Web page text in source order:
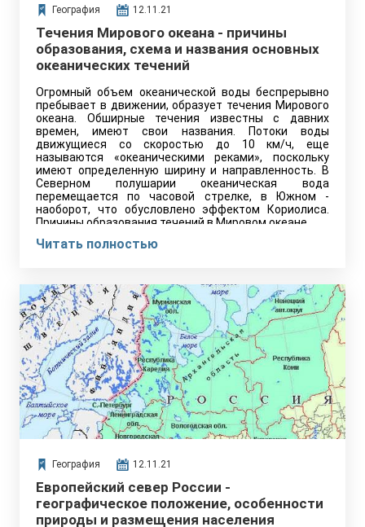
География 12.11.21
Течения Мирового океана - причины
образования, схема и названия основных
океанических течений
Огромный объем океанической воды беспрерывно
пребывает в движении, образует течения Мирового
океана. Обширные течения известны с давних
времен, имеют свои названия. Потоки воды
движущиеся со скоростью до 10 км/ч, еще
называются «океаническими реками», поскольку
имеют определенную ширину и направленность. В
Северном полушарии океаническая вода
перемещается по часовой стрелке, в Южном -
наоборот, что обусловлено эффектом Кориолиса.
Причины образования течений в Мировом океане
Читать полностью
География 12.11.21
Европейский север России -
географическое положение, особенности
природы и размещения населения